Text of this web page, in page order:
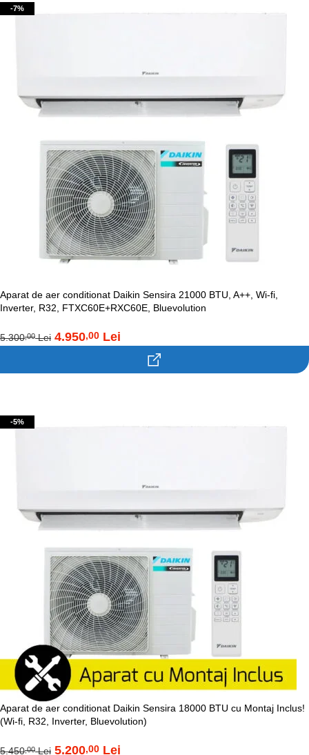
-7%
Aparat de aer conditionat Daikin Sensira 21000 BTU, A++, Wi-fi,
Inverter, R32, FTXC60E+RXC60E, Bluevolution
5.300,00 Lei 4.950,00 Lei
-5%
Aparat de aer conditionat Daikin Sensira 18000 BTU cu Montaj Inclus!
(Wi-fi, R32, Inverter, Bluevolution)
5.450,00 Lei 5.200,00 Lei